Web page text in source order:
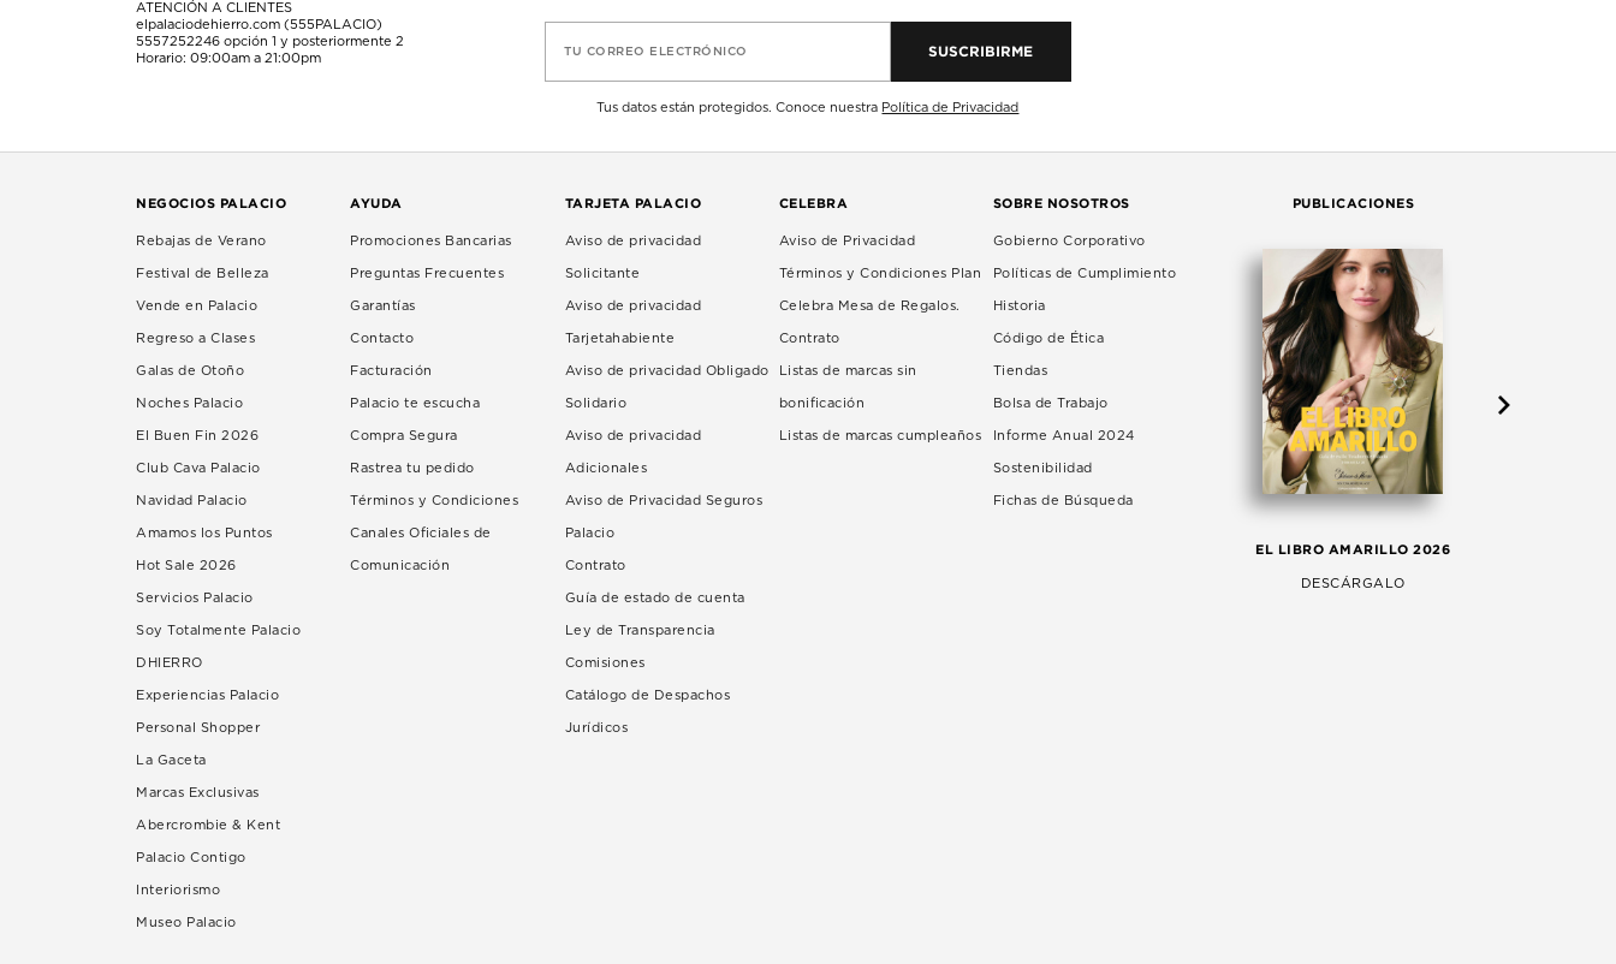
ATENCIÓN A CLIENTES
elpalaciodehierro.com (555PALACIO)
5557252246 opción 1 y posteriormente 2
Horario: 09:00am a 21:00pm
TU CORREO ELECTRÓNICO SUSCRIBIRME
Tus datos están protegidos. Conoce nuestra Política de Privacidad
NEGOCIOS PALACIO
Rebajas de Verano
Festival de Belleza
Vende en Palacio
Regreso a Clases
Galas de Otoño
Noches Palacio
El Buen Fin 2026
Club Cava Palacio
Navidad Palacio
Amamos los Puntos
Hot Sale 2026
Servicios Palacio
Soy Totalmente Palacio
DHIERRO
Experiencias Palacio
Personal Shopper
La Gaceta
Marcas Exclusivas
Abercrombie & Kent
Palacio Contigo
Interiorismo
Museo Palacio
AYUDA
Promociones Bancarias
Preguntas Frecuentes
Garantías
Contacto
Facturación
Palacio te escucha
Compra Segura
Rastrea tu pedido
Términos y Condiciones
Canales Oficiales de
Comunicación
TARJETA PALACIO
Aviso de privacidad
Solicitante
Aviso de privacidad
Tarjetahabiente
Aviso de privacidad Obligado
Solidario
Aviso de privacidad
Adicionales
Aviso de Privacidad Seguros
Palacio
Contrato
Guía de estado de cuenta
Ley de Transparencia
Comisiones
Catálogo de Despachos
Jurídicos
CELEBRA
Aviso de Privacidad
Términos y Condiciones Plan
Celebra Mesa de Regalos.
Contrato
Listas de marcas sin
bonificación
Listas de marcas cumpleaños
SOBRE NOSOTROS
Gobierno Corporativo
Políticas de Cumplimiento
Historia
Código de Ética
Tiendas
Bolsa de Trabajo
Informe Anual 2024
Sostenibilidad
Fichas de Búsqueda
PUBLICACIONES
EL LIBRO AMARILLO 2026
DESCÁRGALO